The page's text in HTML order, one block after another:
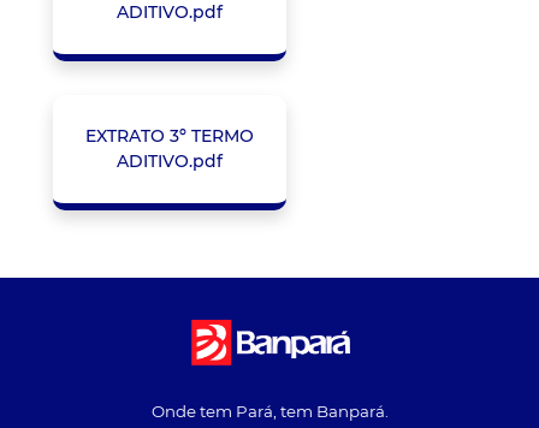
ADITIVO.pdf
EXTRATO 3º TERMO
ADITIVO.pdf
Onde tem Pará, tem Banpará.